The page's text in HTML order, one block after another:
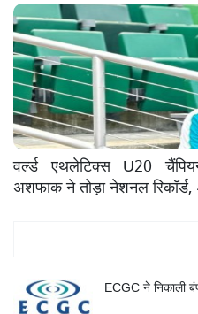
वर्ल्ड एथलेटिक्स U20
अशफाक ने तोड़ा नेशनल रिकॉर्ड,
ECGC ने निकाली